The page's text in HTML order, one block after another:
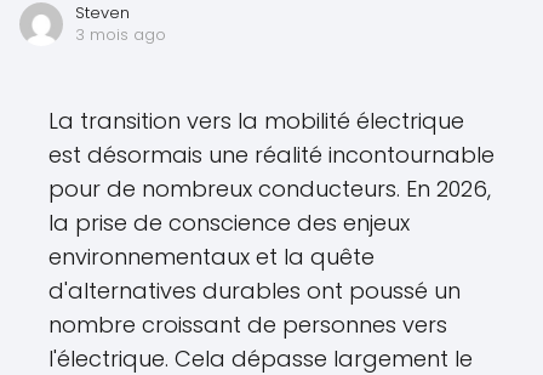
Steven
3 mois ago
La transition vers la mobilité électrique
est désormais une réalité incontournable
pour de nombreux conducteurs. En 2026,
la prise de conscience des enjeux
environnementaux et la quête
d'alternatives durables ont poussé un
nombre croissant de personnes vers
l'électrique. Cela dépasse largement le